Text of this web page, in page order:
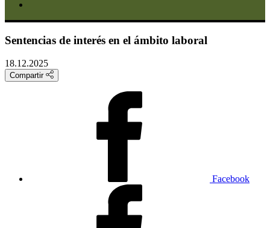
Sentencias de interés en el ámbito laboral
18.12.2025
Compartir
Facebook